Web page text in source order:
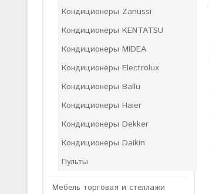
Кондиционеры Zanussi
Кондиционеры KENTATSU
Кондиционеры MIDEA
Кондиционеры Electrolux
Кондиционеры Ballu
Кондиционеры Haier
Кондиционеры Dekker
Кондиционеры Daikin
Пульты
Мебель торговая и стеллажи